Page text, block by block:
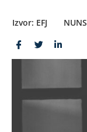
Izvor: EFJ NUNS